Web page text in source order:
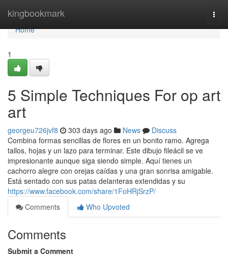
kingbookmark
Home
Home
1
5 Simple Techniques For op art
art
georgeu726jvf8 303 days ago News
Discuss
Combina formas sencillas de flores en un bonito ramo. Agrega
tallos, hojas y un lazo para terminar. Este dibujo fileácil se ve
impresionante aunque siga siendo simple. Aquí tienes un
cachorro alegre con orejas caídas y una gran sonrisa amigable.
Está sentado con sus patas delanteras extendidas y su
https://www.facebook.com/share/1FoHRjSrzP/
Comments
Who Upvoted
Comments
Submit a Comment